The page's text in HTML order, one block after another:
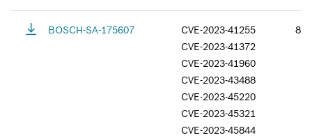
BOSCH-SA-175607
CVE-2023-41255
CVE-2023-41372
CVE-2023-41960
CVE-2023-43488
CVE-2023-45220
CVE-2023-45321
CVE-2023-45844
8.8